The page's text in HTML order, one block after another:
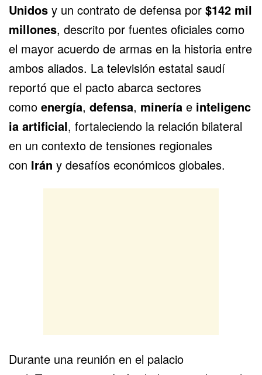
Unidos y un contrato de defensa por $142 mil
millones, descrito por fuentes oficiales como
el mayor acuerdo de armas en la historia entre
ambos aliados. La televisión estatal saudí
reportó que el pacto abarca sectores
como energía, defensa, minería e inteligenc
ia artificial, fortaleciendo la relación bilateral
en un contexto de tensiones regionales
con Irán y desafíos económicos globales.
Durante una reunión en el palacio